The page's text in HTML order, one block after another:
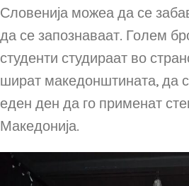
Словенија можеа да се
да се запознаваат. Голем
студенти студираат во
шират македонштината, да
еден ден да го применат
Македонија.